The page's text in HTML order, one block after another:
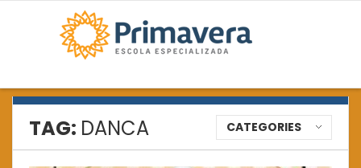
TAG: DANCA CATEGORIES